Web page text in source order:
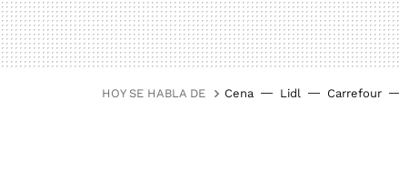
HOY SE HABLA DE Cena Lidl Carrefour